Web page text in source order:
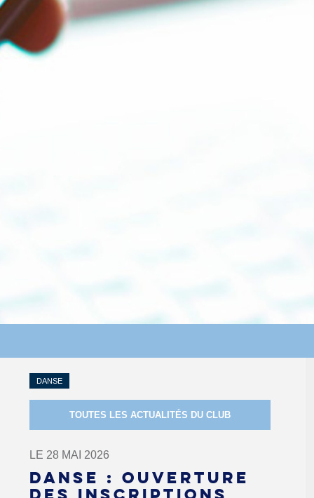
DANSE
TOUTES LES ACTUALITÉS DU CLUB
LE 28 MAI 2026
DANSE : OUVERTURE